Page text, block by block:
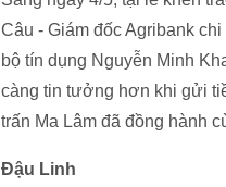
Câu - Giám đốc Agribank
bộ tín dụng Nguyễn Minh
càng tin tưởng hơn khi gửi
trấn Ma Lâm đã đồng hành
Đậu Linh